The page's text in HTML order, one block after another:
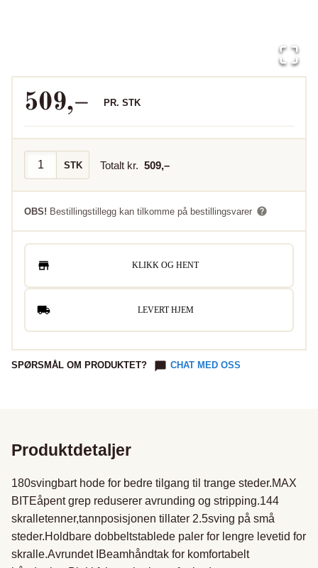
509,– PR. STK
STK Totalt kr. 509,–
OBS! Bestillingstillegg kan tilkomme på bestillingsvarer
KLIKK OG HENT
LEVERT HJEM
SPØRSMÅL OM PRODUKTET? CHAT MED OSS
Produktdetaljer
180svingbart hode for bedre tilgang til trange steder.MAX
BITEåpent grep reduserer avrunding og stripping.144
skralletenner,tannposisjonen tillater 2.5sving på små
steder.Holdbare dobbeltstablede paler for lengre levetid for
skralle.Avrundet IBeamhåndtak for komfortabelt